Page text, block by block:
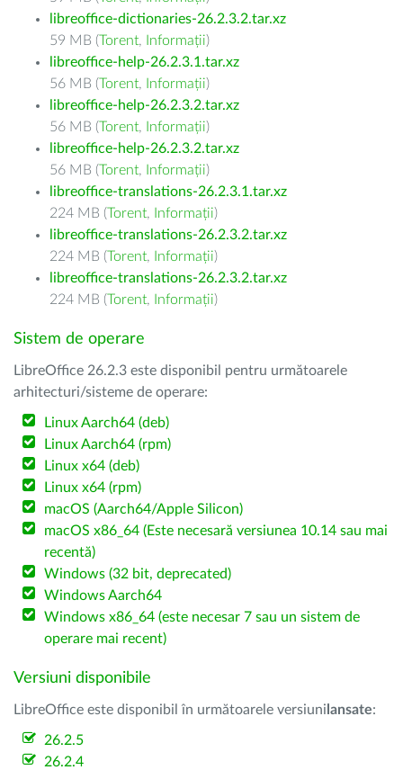
libreoffice-dictionaries-26.2.3.2.tar.xz
59 MB (Torent, Informații)
libreoffice-help-26.2.3.1.tar.xz
56 MB (Torent, Informații)
libreoffice-help-26.2.3.2.tar.xz
56 MB (Torent, Informații)
libreoffice-help-26.2.3.2.tar.xz
56 MB (Torent, Informații)
libreoffice-translations-26.2.3.1.tar.xz
224 MB (Torent, Informații)
libreoffice-translations-26.2.3.2.tar.xz
224 MB (Torent, Informații)
libreoffice-translations-26.2.3.2.tar.xz
224 MB (Torent, Informații)
Sistem de operare
LibreOffice 26.2.3 este disponibil pentru următoarele
arhitecturi/sisteme de operare:
Linux Aarch64 (deb)
Linux Aarch64 (rpm)
Linux x64 (deb)
Linux x64 (rpm)
macOS (Aarch64/Apple Silicon)
macOS x86_64 (Este necesară versiunea 10.14 sau mai
recentă)
Windows (32 bit, deprecated)
Windows Aarch64
Windows x86_64 (este necesar 7 sau un sistem de
operare mai recent)
Versiuni disponibile
LibreOffice este disponibil în următoarele versiuni lansate:
26.2.5
26.2.4